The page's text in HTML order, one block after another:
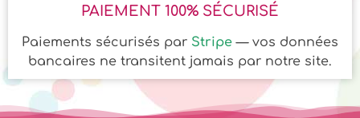
PAIEMENT 100% SÉCURISÉ
Paiements sécurisés par Stripe — vos données
bancaires ne transitent jamais par notre site.